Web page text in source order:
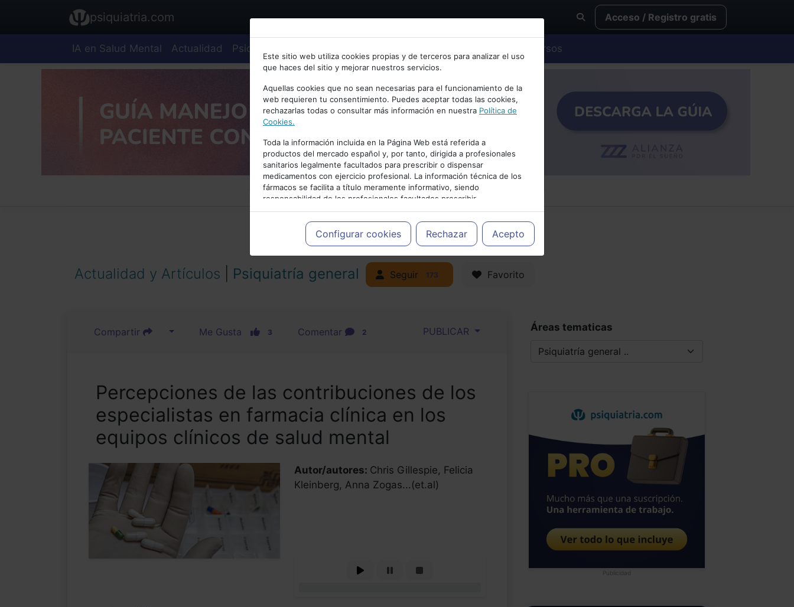
Bienvenid@ a psiquiatria.com
Escribe tu Email
Accede o regístrate con tu email.
Cancelar
psiquiatria.com Acceso / Registro gratis
IA en Salud Mental Actualidad Psiquiatría Cursos
Este sitio web utiliza cookies propias y de terceros para analizar el uso
que haces del sitio y mejorar nuestros servicios.
Aquellas cookies que no sean necesarias para el funcionamiento de la
web requieren tu consentimiento. Puedes aceptar todas las cookies,
rechazarlas todas o consultar más información en nuestra Política de
Cookies.
Toda la información incluida en la Página Web está referida a
productos del mercado español y, por tanto, dirigida a profesionales
sanitarios legalmente facultados para prescribir o dispensar
medicamentos con ejercicio profesional. La información técnica de los
fármacos se facilita a título meramente informativo, siendo
responsabilidad de los profesionales facultados prescribir
medicamentos y decidir, en cada caso concreto, el tratamiento más
adecuado a las necesidades del paciente.
Configurar cookies Rechazar Acepto
PUBLICIDAD
Actualidad y Artículos Psiquiatría general Seguir 173 Favorito
Compartir Me Gusta 3 Comentar 2 PUBLICAR
Percepciones de las contribuciones de los
especialistas en farmacia clínica en los
equipos clínicos de salud mental
Autor/autores: Chris Gillespie, Felicia
Kleinberg, Anna Zogas...(et.al)
Áreas tematicas
Publicidad